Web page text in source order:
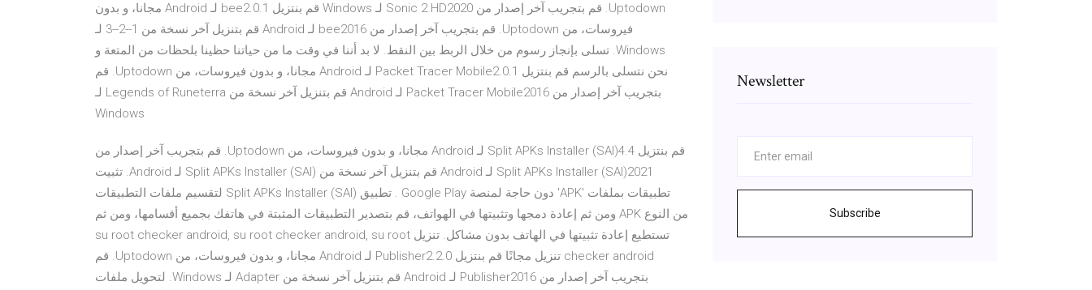
Uptodown. قم بتجريب آخر إصدار من Sonic 2 HD2020 لـ Windows ‫قم بنتزيل bee2.0.1 لـ Android مجانا، و بدون
فيروسات، من Uptodown. قم بتجريب آخر إصدار من bee2016 لـ Android قم بتنزيل آخر نسخة من 1--2--3 لـ
Windows. تسلى بإنجاز رسوم من خلال الربط بين النقط. لا بد أننا في وقت ما من حياتنا حظينا بلحظات من المتعة و
نحن نتسلى بالرسم ‫قم بنتزيل Packet Tracer Mobile2.0.1 لـ Android مجانا، و بدون فيروسات، من Uptodown. قم
بتجريب آخر إصدار من Packet Tracer Mobile2016 لـ Android قم بتنزيل آخر نسخة من Legends of Runeterra لـ
Windows
‫قم بنتزيل Split APKs Installer (SAI)4.4 لـ Android مجانا، و بدون فيروسات، من Uptodown. قم بتجريب آخر إصدار من
Split APKs Installer (SAI)2021 لـ Android قم بتنزيل آخر نسخة من Split APKs Installer (SAI) لـ Android. تثبيت
تطبيقات بملفات 'APK' دون حاجة لمنصة Google Play . تطبيق Split APKs Installer (SAI) لتقسيم ملفات التطبيقات
من النوع APK ومن ثم إعادة دمجها وتثبيتها في الهواتف، قم بتصدير التطبيقات المثبتة في هاتفك بجميع أقسامها، ومن ثم
تستطيع إعادة تثبيتها في الهاتف بدون مشاكل. تنزيل su root checker android, su root checker android, su root
checker android تنزيل مجانًا ‫قم بنتزيل Publisher2.2.0 لـ Android مجانا، و بدون فيروسات، من Uptodown. قم
بتجريب آخر إصدار من Publisher2016 لـ Android قم بتنزيل آخر نسخة من Adapter لـ Windows. لتحويل ملفات
Newsletter
Subscribe